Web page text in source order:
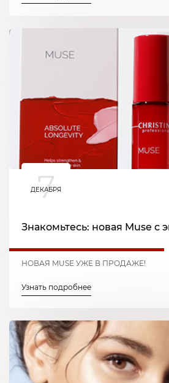
7
ДЕКАБРЯ
Знакомьтесь: новая Muse с
НОВАЯ MUSE УЖЕ В ПРОДАЖЕ!
Узнать подробнее